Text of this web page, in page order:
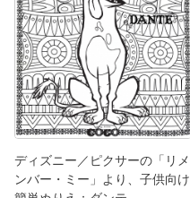
ディズニー／ピクサーの「リメ
ンバー・ミー」より、子供向け